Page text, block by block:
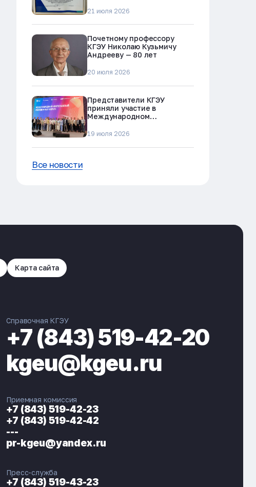
ЭНЕРГОКОД — ПОМОЩНИК КГЭУ
наркотиков и телефонного
21 июля 2026
Почетному профессору
КГЭУ Николаю Кузьмичу
Андрееву — 80 лет
20 июля 2026
Представители КГЭУ
приняли участие в
Международном
форуме в Альметьевске
19 июля 2026
Все новости
Карта сайта
Справочная КГЭУ
+7 (843) 519-42-20
kgeu@kgeu.ru
Приемная комиссия
+7 (843) 519-42-23
+7 (843) 519-42-42
---
pr-kgeu@yandex.ru
Пресс-служба
+7 (843) 519-43-23